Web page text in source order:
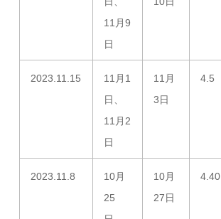
11月9
日
2023.11.15
11月1
日、
11月2
日
11月
3日
4.5
2023.11.8
10月
25
10月
27日
4.40